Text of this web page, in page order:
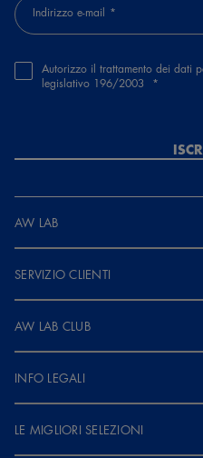
Indirizzo e-mail
Autorizzo il trattamento dei dati
legislativo 196/2003
AW LAB
SERVIZIO CLIENTI
AW LAB CLUB
INFO LEGALI
LE MIGLIORI SELEZIONI